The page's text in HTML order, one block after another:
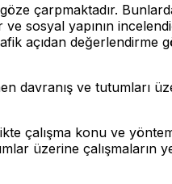
çarpmaktadır.
sosyal yapının
açıdan
davranış ve
çalışma konu ve
üzerine çalışmaların